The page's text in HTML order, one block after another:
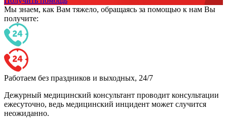
Мы знаем, как Вам тяжело, обращаясь за помощью к нам Вы
получите:
Работаем без праздников и выходных, 24/7
Дежурный медицинский консультант проводит консультации
ежесуточно, ведь медицинский инцидент может случится
неожиданно.